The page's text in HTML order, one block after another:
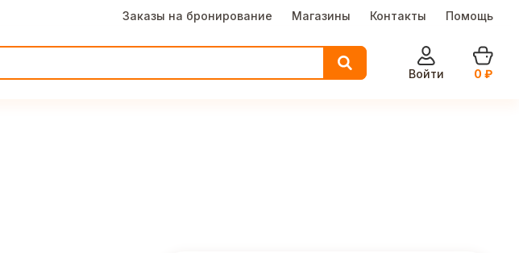
Заказы на бронирование Магазины Контакты Помощь
Войти
0 ₽